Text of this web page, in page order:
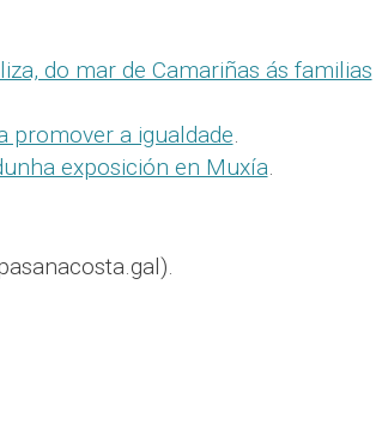
do mar de Camariñas ás familias
promover a igualdade
exposición en Muxía